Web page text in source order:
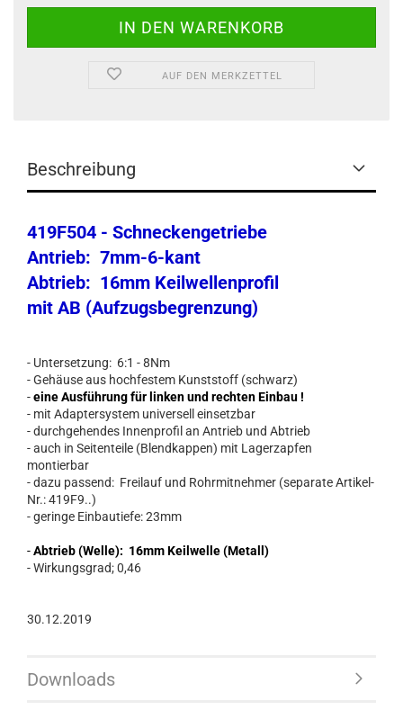
AUF DEN MERKZETTEL
Beschreibung
419F504 - Schneckengetriebe
Antrieb: 7mm-6-kant
Abtrieb: 16mm Keilwellenprofil
mit AB (Aufzugsbegrenzung)
- Untersetzung: 6:1 - 8Nm
- Gehäuse aus hochfestem Kunststoff (schwarz)
-eine Ausführung für linken und rechten Einbau !
- mit Adaptersystem universell einsetzbar
- durchgehendes Innenprofil an Antrieb und Abtrieb
- auch in Seitenteile (Blendkappen) mit Lagerzapfen
montierbar
- dazu passend: Freilauf und Rohrmitnehmer (separate Artikel-
Nr.: 419F9..)
- geringe Einbautiefe: 23mm
-Abtrieb (Welle): 16mm Keilwelle (Metall)
- Wirkungsgrad; 0,46
30.12.2019
Downloads